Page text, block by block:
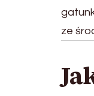
ze